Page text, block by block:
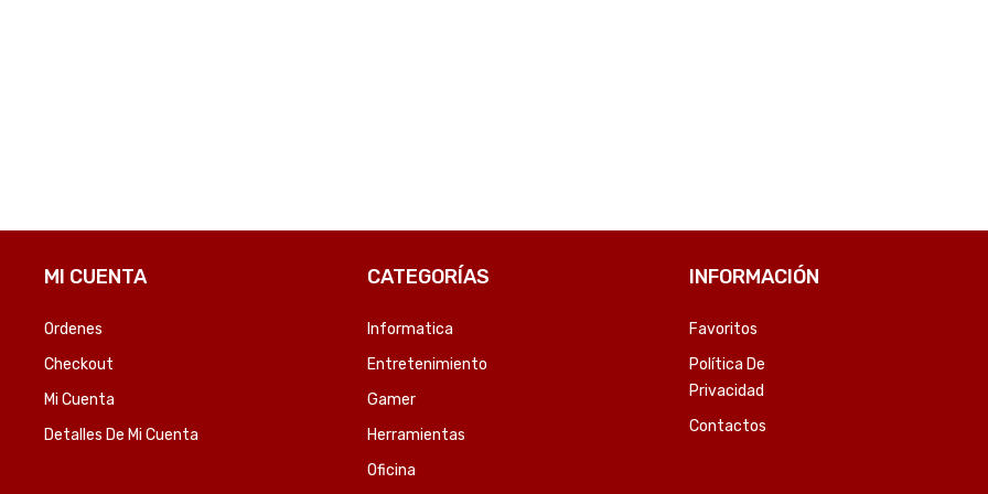
MI CUENTA
Ordenes
Checkout
Mi Cuenta
Detalles De Mi Cuenta
CATEGORÍAS
Informatica
Entretenimiento
Gamer
Herramientas
Oficina
INFORMACIÓN
Favoritos
Política De
Privacidad
Contactos